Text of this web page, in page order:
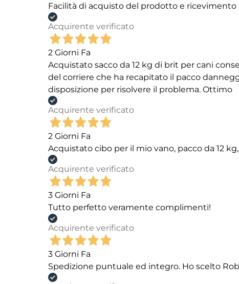
Facilità di acquisto del prodotto e
Acquirente verificato
2 Giorni Fa
Acquistato sacco da 12 kg di brit per cani
del corriere che ha recapitato il pacco
disposizione per risolvere il problema. Ottimo
Acquirente verificato
2 Giorni Fa
Acquistato cibo per il mio vano, pacco da 12
Acquirente verificato
3 Giorni Fa
Tutto perfetto veramente complimenti!
Acquirente verificato
3 Giorni Fa
Spedizione puntuale ed integro. Ho scelto